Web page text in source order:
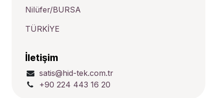
Nilüfer/BURSA
TÜRKİYE
İletişim
satis@hid-tek.com.tr
+90 224 443 16 20